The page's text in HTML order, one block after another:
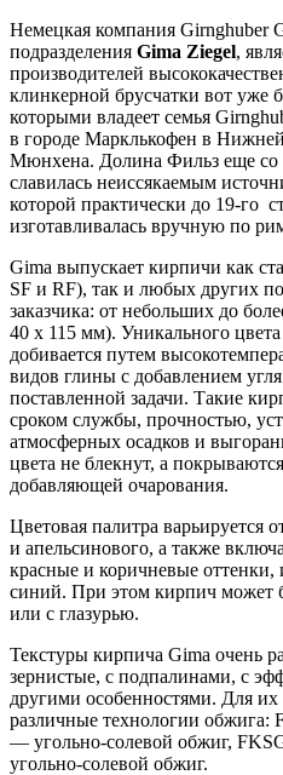
Немецкая компания Girnghuber
подразделения Gima Ziegel,
производителей
клинкерной брусчатки вот уже
которыми владеет семья
в городе Марклькофен в
Мюнхена. Долина Фильз еще со
славилась неиссякаемым
которой практически до 19-го
изготавливалась вручную по
Gima выпускает кирпичи как
SF и RF), так и любых других по
заказчика: от небольших до
40 х 115 мм). Уникального
добивается путем
видов глины с добавлением
поставленной задачи. Такие
сроком службы, прочностью,
атмосферных осадков и
цвета не блекнут, а
добавляющей очарования.
Цветовая палитра варьируется
и апельсинового, а также
красные и коричневые оттенки,
синий. При этом кирпич может
или с глазурью.
Текстуры кирпича Gima очень
зернистые, с подпалинами, с
другими особенностями. Для
различные технологии
— угольно-солевой обжиг,
угольно-солевой обжиг.